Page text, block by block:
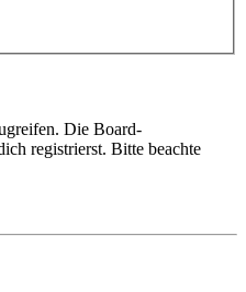
Die Board-
registrierst. Bitte beachte